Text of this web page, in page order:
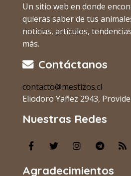
Un sitio web en donde
quieras saber de tus
noticias, artículos,
más.
Contáctanos
contacto@mestizos.cl
Eliodoro Yañez 2943,
Nuestras Redes
Agradecimientos